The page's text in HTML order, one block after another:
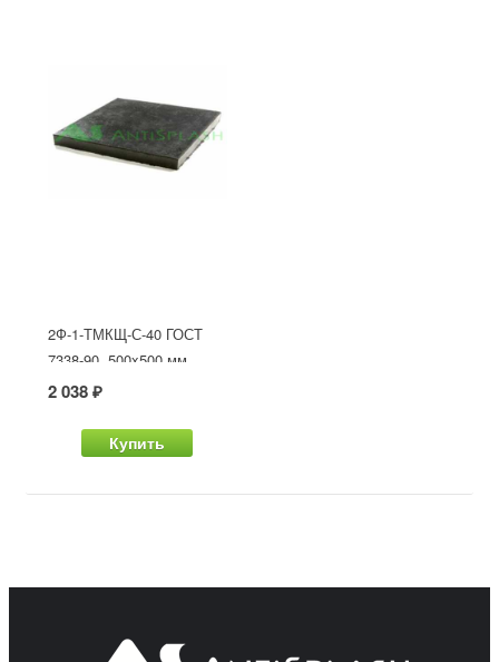
2Ф-1-ТМКЩ-С-40 ГОСТ
7338-90, 500x500 мм
2 038 ₽
Купить